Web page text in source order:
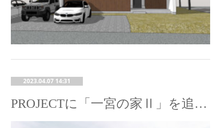
2023.04.07 14:31
PROJECTに「一宮の家Ⅱ」を追加しました。